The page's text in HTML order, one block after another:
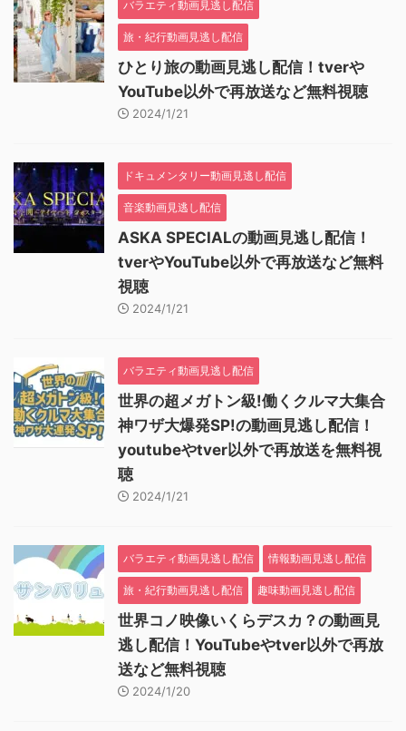
バラエティ動画見逃し配信
旅・紀行動画見逃し配信
ひとり旅の動画見逃し配信！tverや
YouTube以外で再放送など無料視聴
2024/1/21
ドキュメンタリー動画見逃し配信
音楽動画見逃し配信
ASKA SPECIALの動画見逃し配信！
tverやYouTube以外で再放送など無料
視聴
2024/1/21
バラエティ動画見逃し配信
世界の超メガトン級!働くクルマ大集合
神ワザ大爆発SP!の動画見逃し配信！
youtubeやtver以外で再放送を無料視
聴
2024/1/21
バラエティ動画見逃し配信 情報動画見逃し配信
旅・紀行動画見逃し配信 趣味動画見逃し配信
世界コノ映像いくらデスカ？の動画見
逃し配信！YouTubeやtver以外で再放
送など無料視聴
2024/1/20